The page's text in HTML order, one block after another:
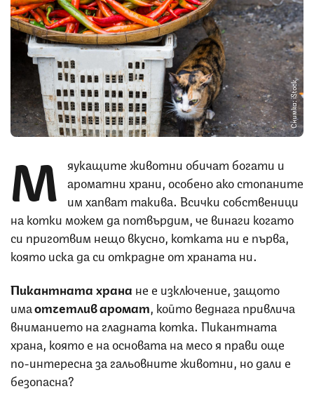
Снимка: iStock
М
яукащите животни обичат богати и
ароматни храни, особено ако стопаните
им хапват такива. Всички собственици
на котки можем да потвърдим, че винаги когато
си приготвим нещо вкусно, котката ни е първа,
която иска да си открадне от храната ни.
Пикантната храна не е изключение, защото
имаотчетлив аромат , който веднага привлича
вниманието на гладната котка. Пикантната
храна, която е на основата на месо я прави още
по-интересна за гальовните животни, но дали е
безопасна?